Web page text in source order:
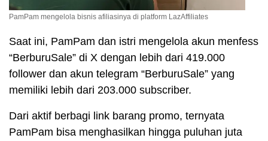
PamPam mengelola bisnis afiliasinya di platform LazAffiliates
Saat ini, PamPam dan istri mengelola akun menfess
“BerburuSale” di X dengan lebih dari 419.000
follower dan akun telegram “BerburuSale” yang
memiliki lebih dari 203.000 subscriber.
Dari aktif berbagi link barang promo, ternyata
PamPam bisa menghasilkan hingga puluhan juta